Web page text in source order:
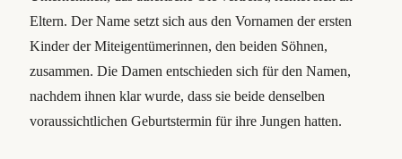
Eltern. Der Name setzt sich aus den Vornamen der ersten
Kinder der Miteigentümerinnen, den beiden Söhnen,
zusammen. Die Damen entschieden sich für den Namen,
nachdem ihnen klar wurde, dass sie beide denselben
voraussichtlichen Geburtstermin für ihre Jungen hatten.